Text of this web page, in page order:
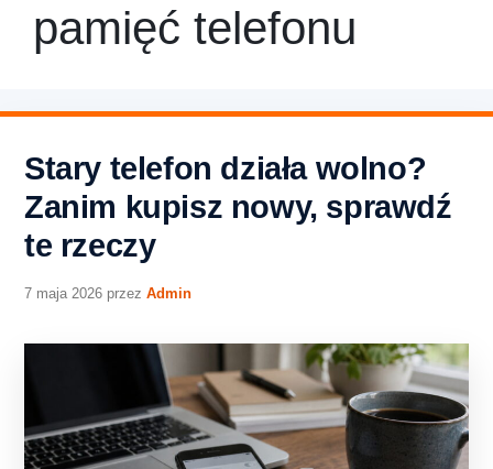
pamięć telefonu
Stary telefon działa wolno?
Zanim kupisz nowy, sprawdź
te rzeczy
7 maja 2026 przez Admin